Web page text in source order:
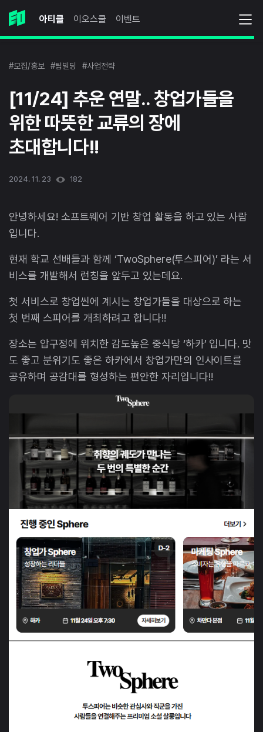
아티클 이오스쿨 이벤트
#모집/홍보 #팀빌딩 #사업전략
[11/24] 추운 연말.. 창업가들을
위한 따뜻한 교류의 장에
초대합니다!!
2024. 11. 23 182
안녕하세요! 소프트웨어 기반 창업 활동을 하고 있는 사람
입니다.
현재 학교 선배들과 함께 ‘TwoSphere(투스피어)’ 라는 서
비스를 개발해서 런칭을 앞두고 있는데요.
첫 서비스로 창업씬에 계시는 창업가들을 대상으로 하는
첫 번째 스피어를 개최하려고 합니다!!
장소는 압구정에 위치한 감도높은 중식당 ‘하카’ 입니다. 맛
도 좋고 분위기도 좋은 하카에서 창업가만의 인사이트를
공유하며 공감대를 형성하는 편안한 자리입니다!!